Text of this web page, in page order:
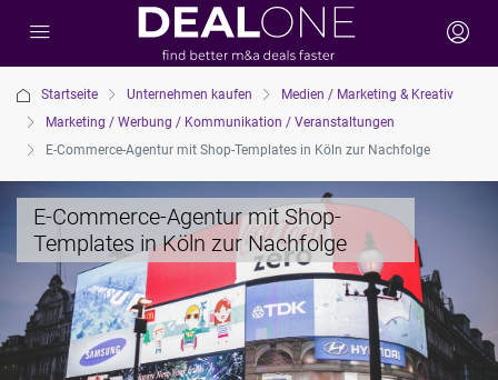
Startseite Unternehmen kaufen
Medien / Marketing & Kreativ
Marketing / Werbung / Kommunikation / Veranstaltungen
E-Commerce-Agentur mit Shop-Templates in Köln zur Nachfolge
E-Commerce-Agentur mit Shop-
Templates in Köln zur Nachfolge